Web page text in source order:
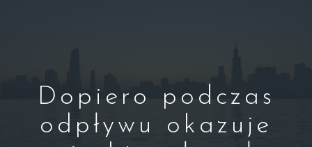
Dopiero podczas
odpływu okazuje